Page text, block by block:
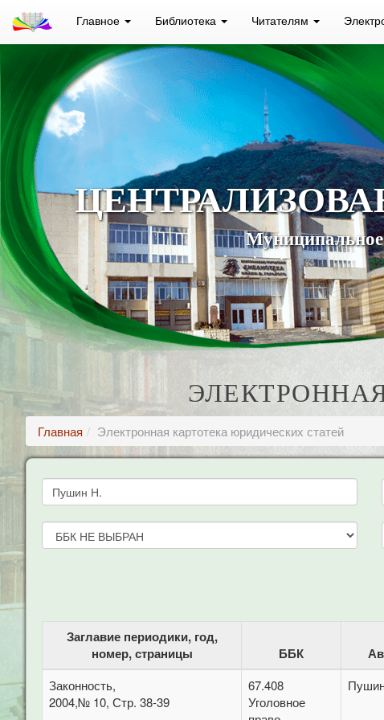
Главное Библиотека Читателям
Главная Электронная картотека юридических статей
Заглавие периодики, год,
номер, страницы
ББК
Законность,
2004,№ 10, Стр. 38-39
67.408
Уголовное